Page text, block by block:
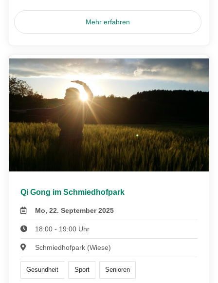
Mehr erfahren
Qi Gong im Schmiedhofpark
Mo, 22. September 2025
18:00 - 19:00 Uhr
Schmiedhofpark (Wiese)
Gesundheit Sport Senioren